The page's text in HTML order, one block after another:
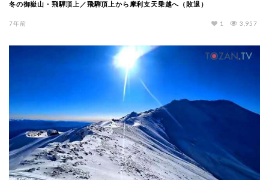
冬の御嶽山・飛騨頂上／飛騨頂上から摩利支天乗越へ（敗退）
7年前 3,957
1